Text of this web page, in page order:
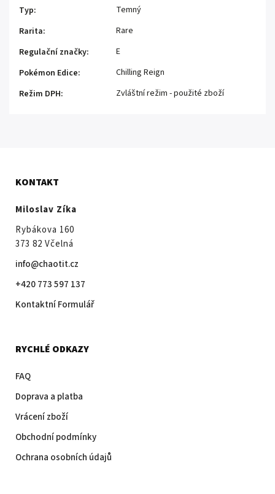
Typ:
Temný
Rarita:
Rare
Regulační značky:
E
Pokémon Edice:
Chilling Reign
Režim DPH: Zvláštní režim - použité zboží
KONTAKT
Miloslav Zíka
Rybákova 160
373 82 Včelná
info@chaotit.cz
+420 773 597 137
Kontaktní Formulář
RYCHLÉ ODKAZY
FAQ
Doprava a platba
Vrácení zboží
Obchodní podmínky
Ochrana osobních údajů